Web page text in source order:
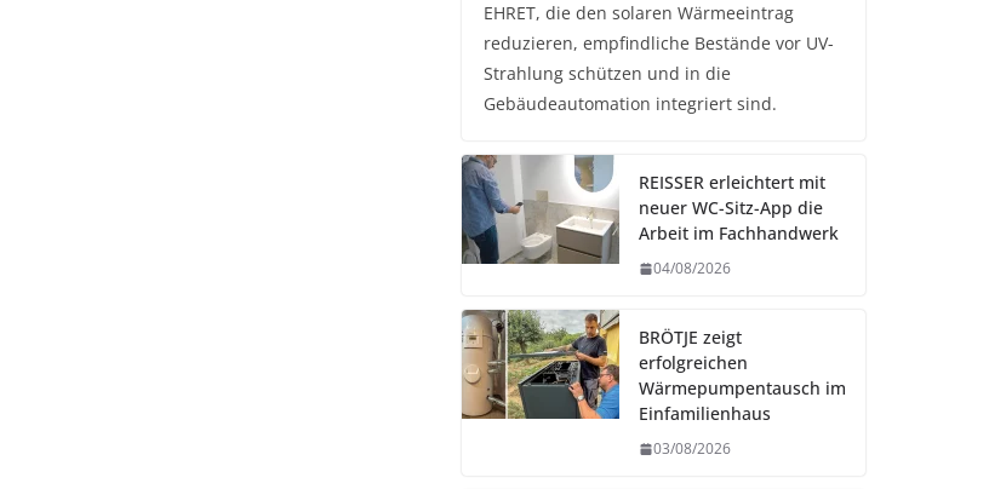
EHRET, die den solaren Wärmeeintrag
reduzieren, empfindliche Bestände vor UV-
Strahlung schützen und in die
Gebäudeautomation integriert sind.
REISSER erleichtert mit
neuer WC-Sitz-App die
Arbeit im Fachhandwerk
04/08/2026
BRÖTJE zeigt
erfolgreichen
Wärmepumpentausch im
Einfamilienhaus
03/08/2026